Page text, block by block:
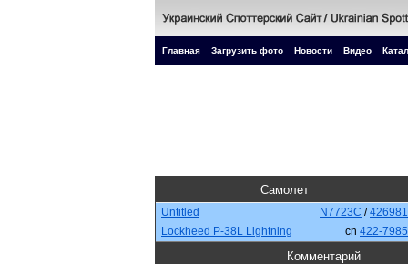
Главная Загрузить фото Новости Видео
Самолет
Untitled N7723C /426981
Lockheed P-38L Lightning
cn 422-7985
Комментарий